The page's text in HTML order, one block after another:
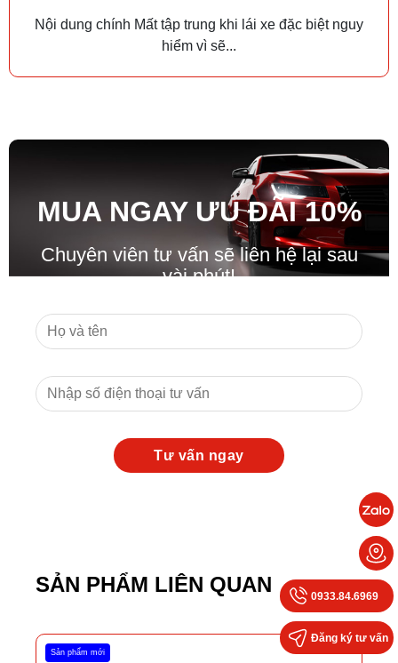
Nội dung chính Mất tập trung khi lái xe đặc biệt nguy
hiểm vì sẽ...
MUA NGAY ƯU ĐÃI10%
Chuyên viên tư vấn sẽ liên hệ lại sau
vài phút!
SẢN PHẨM LIÊN QUAN
Sản phẩm mới
0933.84.6969
Đăng ký tư vấn